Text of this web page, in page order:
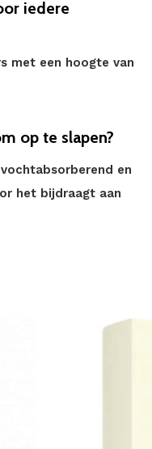
iedere
met een hoogte van
op te slapen?
en
het bijdraagt aan